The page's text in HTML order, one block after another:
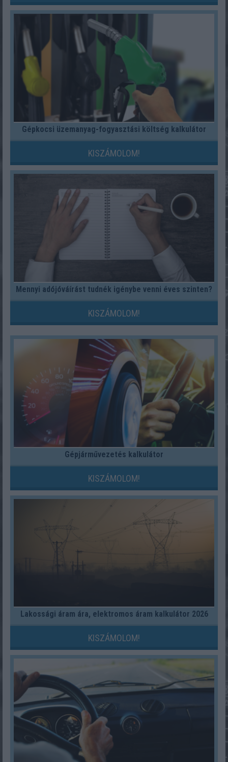
Gépkocsi üzemanyag-fogyasztási költség kalkulátor
KISZÁMOLOM!
Mennyi adójóváírást tudnék igénybe venni éves szinten?
KISZÁMOLOM!
Gépjárművezetés kalkulátor
KISZÁMOLOM!
Lakossági áram ára, elektromos áram kalkulátor 2026
KISZÁMOLOM!